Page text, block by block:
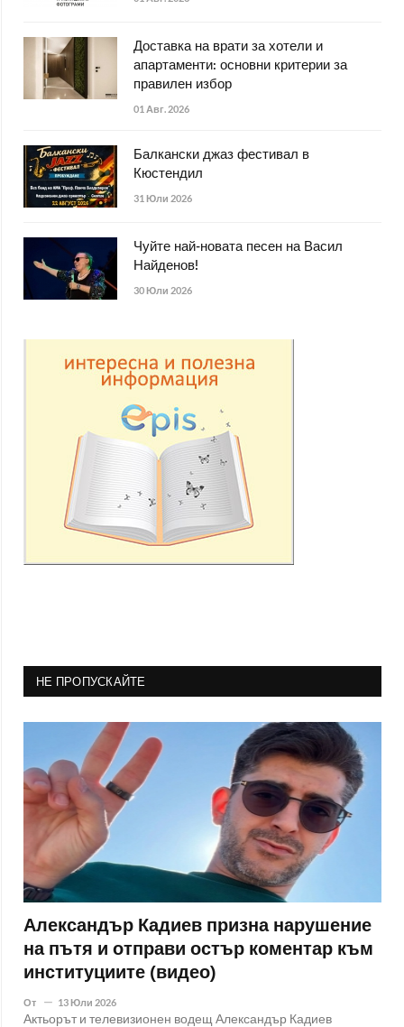
Доставка на врати за хотели и
апартаменти: основни критерии за
правилен избор
01 Авг. 2026
Балкански джаз фестивал в
Кюстендил
31 Юли 2026
Чуйте най-новата песен на Васил
Найденов!
30 Юли 2026
НЕ ПРОПУСКАЙТЕ
Александър Кадиев призна нарушение
на пътя и отправи остър коментар към
институциите (видео)
От 13 Юли 2026
Актьорът и телевизионен водещ Александър Кадиев